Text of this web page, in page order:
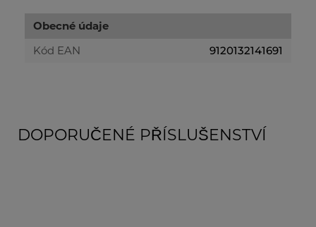
Obecné údaje
Kód EAN
9120132141691
DOPORUČENÉ PŘÍSLUŠENSTVÍ